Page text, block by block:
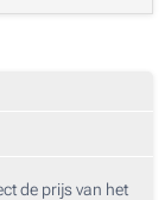
de prijs van het